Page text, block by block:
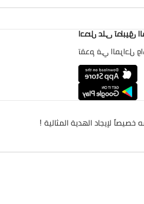
تطبيق الموفر!
شرائية مميزة!
لإيجاد الهدية المثالية !